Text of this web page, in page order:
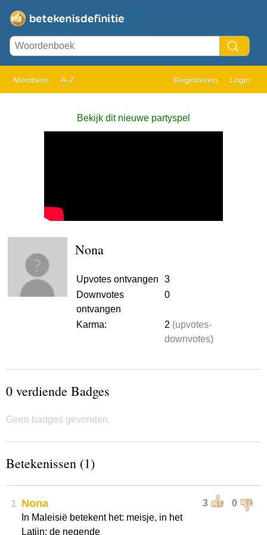
Members A-Z Registreren Login
Bekijk dit nieuwe partyspel
Nona
Upvotes ontvangen
3
Downvotes
ontvangen
0
Karma: 2 (upvotes-
downvotes)
0 verdiende Badges
Geen badges gevonden.
Betekenissen (1)
1 3 0
Nona
In Maleisië betekent het: meisje, in het
Latijn: de negende